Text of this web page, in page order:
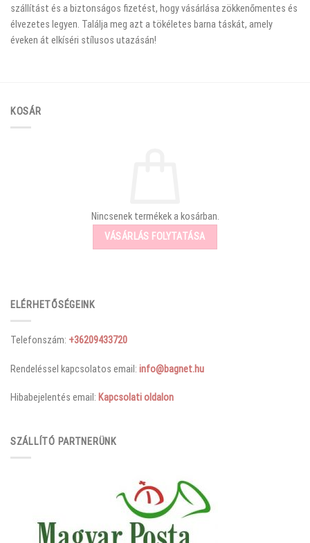
szállítást és a biztonságos fizetést, hogy vásárlása zökkenőmentes és
élvezetes legyen. Találja meg azt a tökéletes barna táskát, amely
éveken át elkíséri stílusos utazásán!
KOSÁR
Nincsenek termékek a kosárban.
VÁSÁRLÁS FOLYTATÁSA
ELÉRHETŐSÉGEINK
Telefonszám: +36209433720
Rendeléssel kapcsolatos email: info@bagnet.hu
Hibabejelentés email: Kapcsolati oldalon
SZÁLLÍTÓ PARTNERÜNK